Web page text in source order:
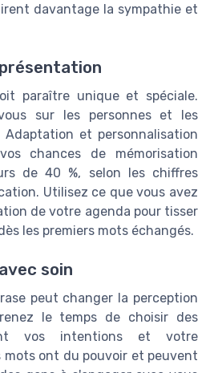
davantage la sympathie et
paraître unique et spéciale.
sur les personnes et les
Adaptation et personnalisation
chances de mémorisation
de 40 %, selon les chiffres
Utilisez ce que vous avez
de votre agenda pour tisser
les premiers mots échangés.
soin
peut changer la perception
le temps de choisir des
vos intentions et votre
mots ont du pouvoir et peuvent